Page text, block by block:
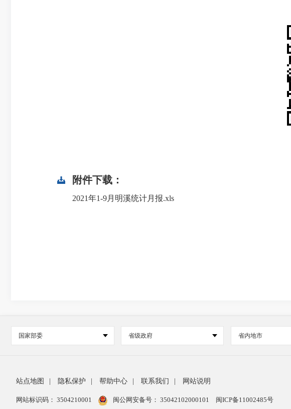
附件下载：
2021年1-9月明溪统计月报.xls
国家部委 省级政府 省内地市
站点地图 隐私保护 帮助中心 联系我们 网站说明
网站标识码： 3504210001 闽公网安备号： 35042102000101 闽ICP备11002485号